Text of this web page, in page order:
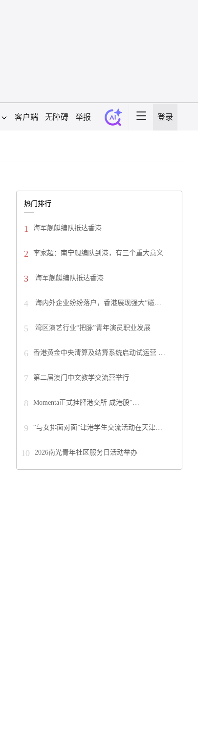
客户端 无障碍 举报 登录
热门排行
1 海军舰艇编队抵达香港
2 李家超：南宁舰编队到港，有三个重大意义
3 海军舰艇编队抵达香港
4 海内外企业纷纷落户，香港展现强大“磁…
5 湾区演艺行业“把脉”青年演员职业发展
6 香港黄金中央清算及结算系统启动试运营 …
7 第二届澳门中文教学交流营举行
8 Momenta正式挂牌港交所 成港股“…
9 “与女排面对面”津港学生交流活动在天津…
10 2026南光青年社区服务日活动举办